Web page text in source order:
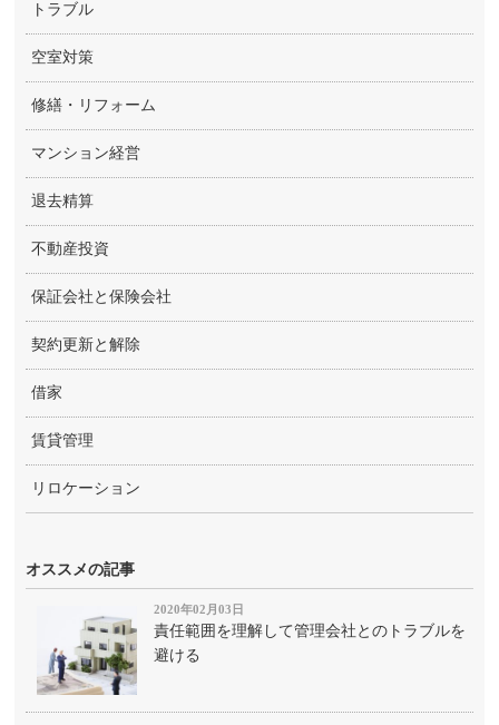
トラブル
空室対策
修繕・リフォーム
マンション経営
退去精算
不動産投資
保証会社と保険会社
契約更新と解除
借家
賃貸管理
リロケーション
オススメの記事
2020年02月03日
責任範囲を理解して管理会社とのトラブルを
避ける